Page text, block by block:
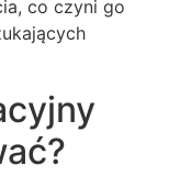
co czyni go